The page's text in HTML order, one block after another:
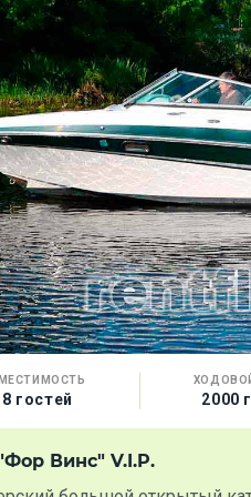
8 гостей 2000
Винс" V.I.P.